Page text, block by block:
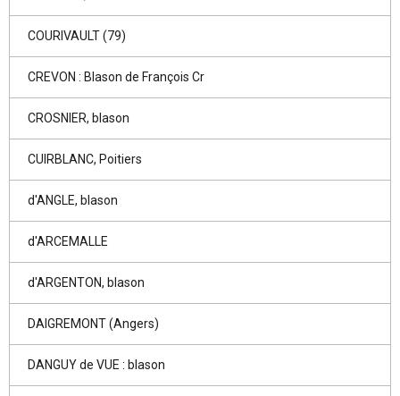
COURIVAULT (79)
CREVON : Blason de François Cr
CROSNIER, blason
CUIRBLANC, Poitiers
d'ANGLE, blason
d'ARCEMALLE
d'ARGENTON, blason
DAIGREMONT (Angers)
DANGUY de VUE : blason